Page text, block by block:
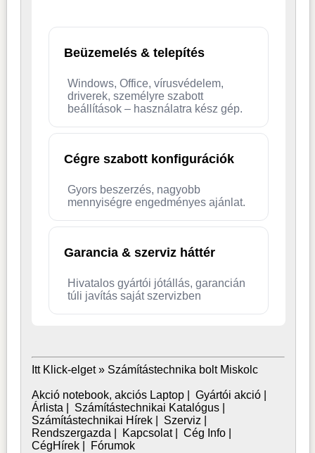
Beüzemelés & telepítés
Windows, Office, vírusvédelem,
driverek, személyre szabott
beállítások – használatra kész gép.
Cégre szabott konfigurációk
Gyors beszerzés, nagyobb
mennyiségre engedményes ajánlat.
Garancia & szerviz háttér
Hivatalos gyártói jótállás, garancián
túli javítás saját szervizben
Itt Klick-elget » Számítástechnika bolt Miskolc
Akció notebook, akciós Laptop |Gyártói akció
Árlista
Számítástechnikai Katalógus
Számítástechnikai Hírek
Szerviz
Rendszergazda
Kapcsolat|Cég Info
CégHírek
Fórumok